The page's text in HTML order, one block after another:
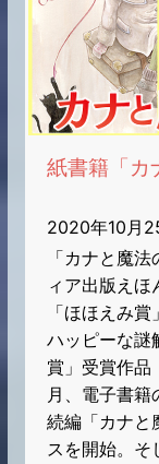
紙書籍「カ
2020年10月
「カナと魔
ィア出版え
「ほほえみ
ハッピーな謎
賞」受賞作品
月、電子書籍
続編「カナと
スを開始。そ